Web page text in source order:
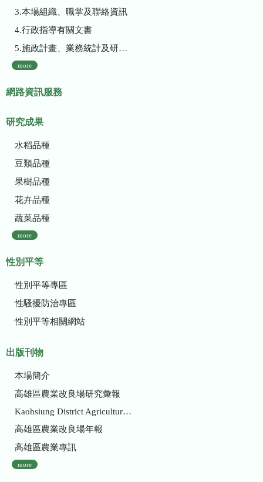
3.本場組織、職掌及聯絡資訊
4.行政指導有關文書
5.施政計畫、業務統計及研究報告
more
網路資訊服務
研究成果
水稻品種
豆類品種
果樹品種
花卉品種
蔬菜品種
more
性別平等
性別平等專區
性騷擾防治專區
性別平等相關網站
出版刊物
本場簡介
高雄區農業改良場研究彙報
Kaohsiung District Agricultural Research and Extension Station
高雄區農業改良場年報
高雄區農業專訊
more